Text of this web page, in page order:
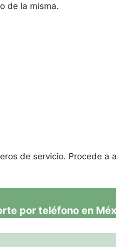
de la misma.
de servicio. Procede a
por teléfono en